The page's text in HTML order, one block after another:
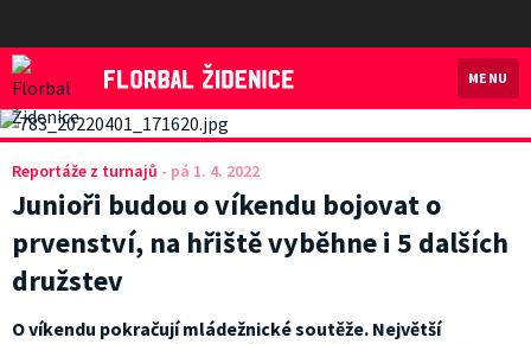
Florbal Židenice
MENU
Reportáže z turnajů - pá 1. 4. 2022
Junioři budou o víkendu bojovat o
prvenství, na hřiště vyběhne i 5 dalších
družstev
O víkendu pokračují mládežnické soutěže. Největší